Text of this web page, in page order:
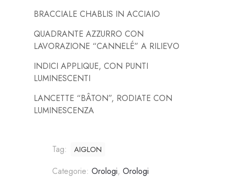
BRACCIALE CHABLIS IN ACCIAIO
QUADRANTE AZZURRO CON
LAVORAZIONE “CANNELÉ” A RILIEVO
INDICI APPLIQUE, CON PUNTI
LUMINESCENTI
LANCETTE “BÂTON”, RODIATE CON
LUMINESCENZA
Tag: AIGLON
Categorie:Orologi,Orologi